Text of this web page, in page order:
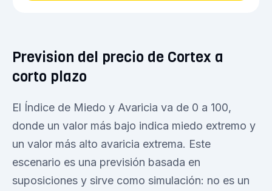
Prevision del precio de Cortex a
corto plazo
El Índice de Miedo y Avaricia va de 0 a 100,
donde un valor más bajo indica miedo extremo y
un valor más alto avaricia extrema. Este
escenario es una previsión basada en
suposiciones y sirve como simulación: no es un